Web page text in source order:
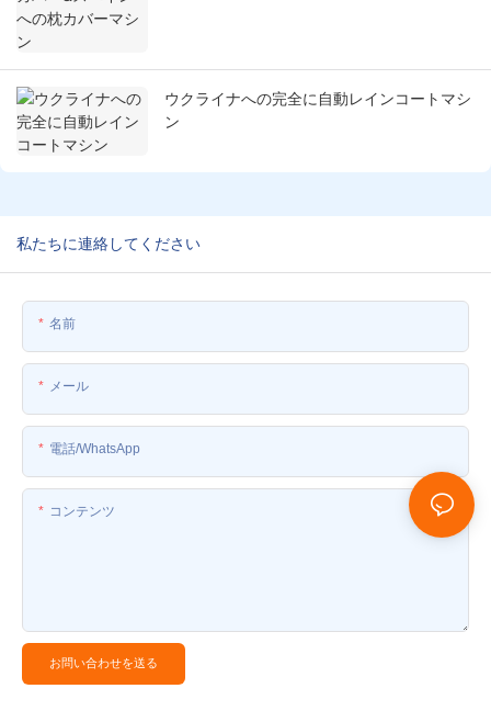
ウクライナへの完全に自動レインコートマシ
ン
私たちに連絡してください
名前
メール
電話/WhatsApp
コンテンツ
お問い合わせを送る